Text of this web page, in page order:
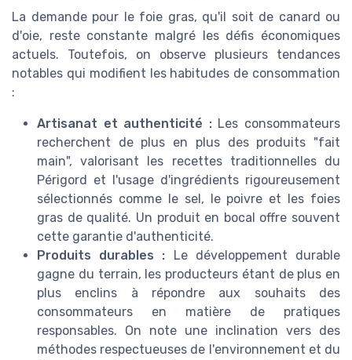
La demande pour le foie gras, qu'il soit de canard ou
d'oie, reste constante malgré les défis économiques
actuels. Toutefois, on observe plusieurs tendances
notables qui modifient les habitudes de consommation
:
Artisanat et authenticité :Les consommateurs
recherchent de plus en plus des produits "fait
main", valorisant les recettes traditionnelles du
Périgord et l'usage d'ingrédients rigoureusement
sélectionnés comme le sel, le poivre et les foies
gras de qualité. Un produit en bocal offre souvent
cette garantie d'authenticité.
Produits durables : Le développement durable
gagne du terrain, les producteurs étant de plus en
plus enclins à répondre aux souhaits des
consommateurs en matière de pratiques
responsables. On note une inclination vers des
méthodes respectueuses de l'environnement et du